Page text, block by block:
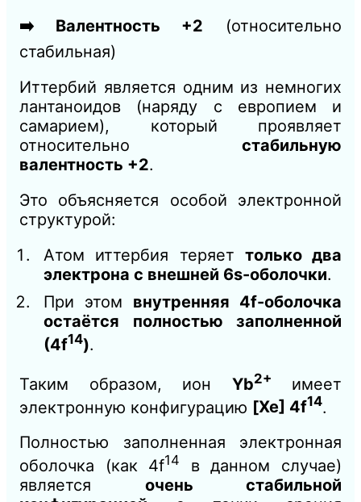
➡️ Валентность +2 (относительно
стабильная)
Иттербий является одним из немногих
лантаноидов (наряду с европием и
самарием), который проявляет
относительно стабильную
валентность +2.
Это объясняется особой электронной
структурой:
Атом иттербия теряет только два
электрона с внешней 6s-оболочки.
При этом внутренняя 4f-оболочка
остаётся полностью заполненной
(4f14).
Таким образом, ион Yb2+
имеет
электронную конфигурацию [Xe] 4f14.
Полностью заполненная электронная
оболочка (как 4f14
в данном случае)
является очень стабильной